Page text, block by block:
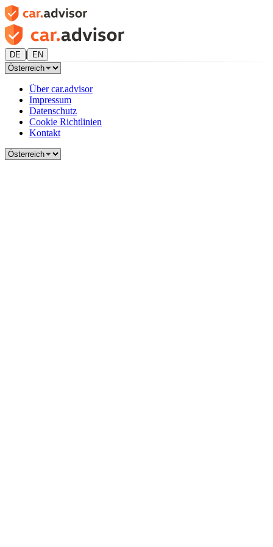
DE | EN
Über car.advisor
Impressum
Datenschutz
Cookie Richtlinien
Kontakt